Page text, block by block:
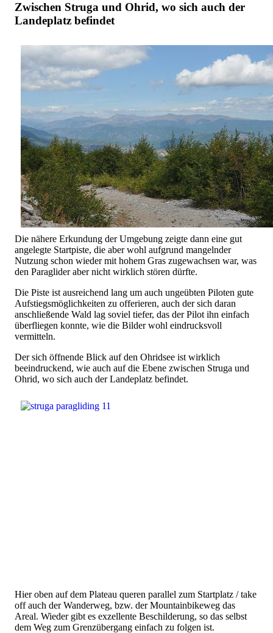
Zwischen Struga und Ohrid, wo sich auch der
Landeplatz befindet
Die nähere Erkundung der Umgebung zeigte dann eine gut
angelegte Startpiste, die aber wohl aufgrund mangelnder
Nutzung schon wieder mit hohem Gras zugewachsen war, was
den Paraglider aber nicht wirklich stören dürfte.
Die Piste ist ausreichend lang um auch ungeübten Piloten gute
Aufstiegsmöglichkeiten zu offerieren, auch der sich daran
anschließende Wald lag soviel tiefer, das der Pilot ihn einfach
überfliegen konnte, wie die Bilder wohl eindrucksvoll
vermitteln.
Der sich öffnende Blick auf den Ohridsee ist wirklich
beeindruckend, wie auch auf die Ebene zwischen Struga und
Ohrid, wo sich auch der Landeplatz befindet.
Hier oben auf dem Plateau queren parallel zum Startplatz / take
off auch der Wanderweg, bzw. der Mountainbikeweg das
Areal. Wieder gibt es exzellente Beschilderung, so das selbst
dem Weg zum Grenzübergang einfach zu folgen ist.